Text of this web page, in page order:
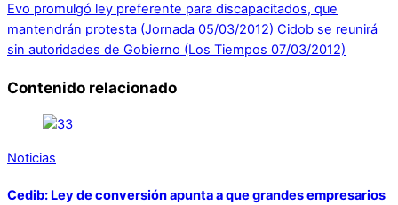
Evo promulgó ley preferente para discapacitados, que
mantendrán protesta (Jornada 05/03/2012) Cidob se reunirá
sin autoridades de Gobierno (Los Tiempos 07/03/2012)
Contenido relacionado
Noticias
Cedib: Ley de conversión apunta a que grandes empresarios